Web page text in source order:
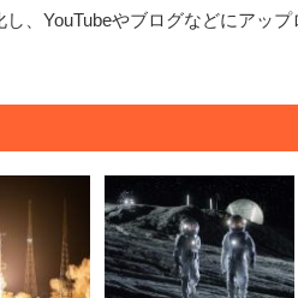
、YouTubeやブログなどにアッ